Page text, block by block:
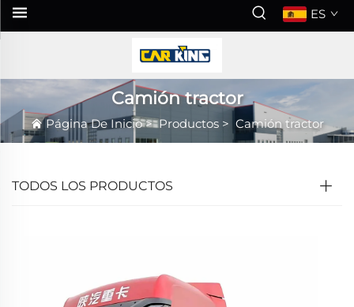
ES
Camión tractor
Página De Inicio>Productos> Camión tractor
TODOS LOS PRODUCTOS